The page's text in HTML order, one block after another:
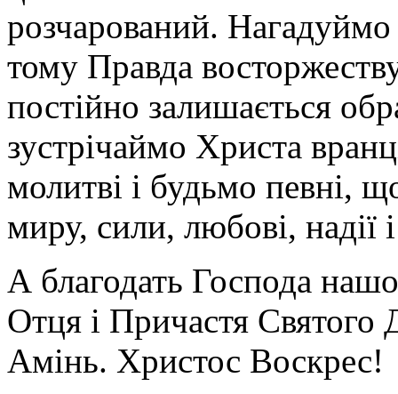
розчарований.
тому Правда
постійно залишається
зустрічаймо Христа
молитві і будьмо певні,
миру, сили, любові, надії
А благодать Господа
Отця і Причастя Святого
Амінь. Христос Воскрес!